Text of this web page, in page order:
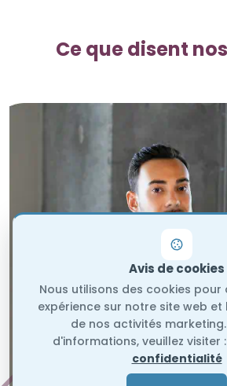
Ce que disent
Avis de cookies
Nous utilisons des cookies
expérience sur notre site web
de nos activités
d'informations, veuillez visiter :
confidentialité